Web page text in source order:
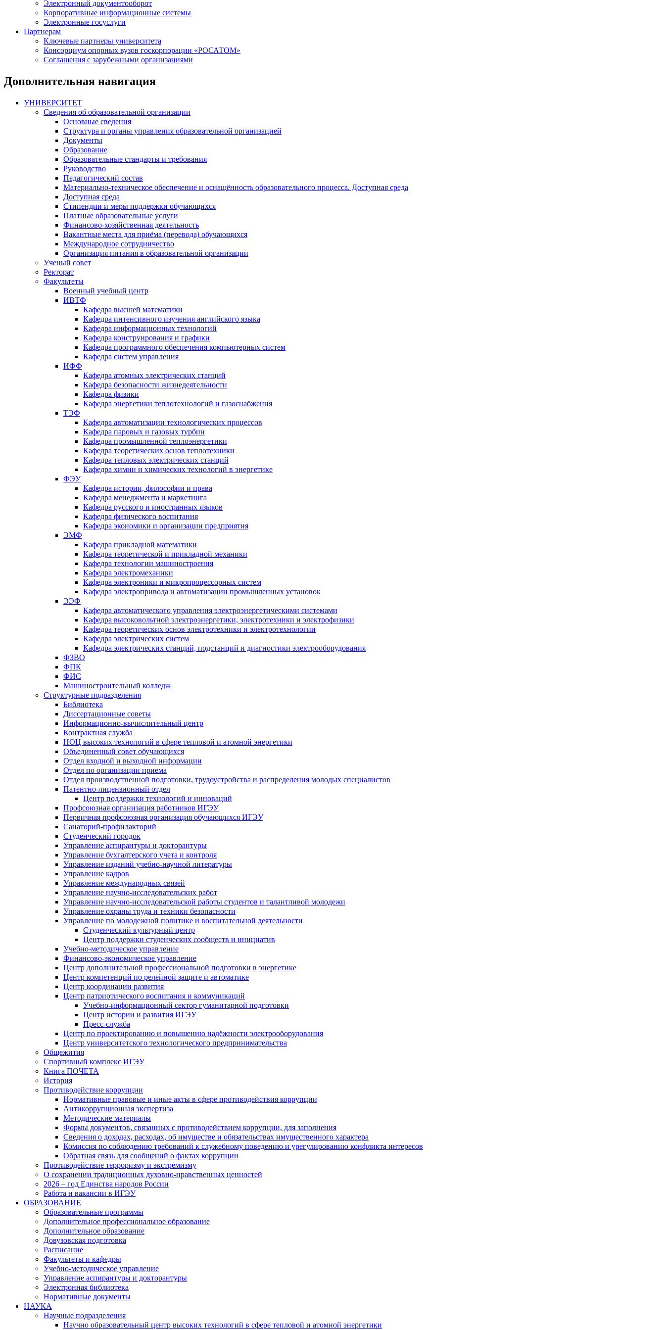
Электронный документооборот
Корпоративные информационные системы
Электронные госуслуги
Партнерам
Ключевые партнеры университета
Консорциум опорных вузов госкорпорации «РОСАТОМ»
Соглашения с зарубежными организациями
Дополнительная навигация
УНИВЕРСИТЕТ
Сведения об образовательной организации
Основные сведения
Структура и органы управления образовательной организацией
Документы
Образование
Образовательные стандарты и требования
Руководство
Педагогический состав
Материально-техническое обеспечение и оснащённость образовательного процесса. Доступная среда
Доступная среда
Стипендии и меры поддержки обучающихся
Платные образовательные услуги
Финансово-хозяйственная деятельность
Вакантные места для приёма (перевода) обучающихся
Международное сотрудничество
Организация питания в образовательной организации
Ученый совет
Ректорат
Факультеты
Военный учебный центр
ИВТФ
Кафедра высшей математики
Кафедра интенсивного изучения английского языка
Кафедра информационных технологий
Кафедра конструирования и графики
Кафедра программного обеспечения компьютерных систем
Кафедра систем управления
ИФФ
Кафедра атомных электрических станций
Кафедра безопасности жизнедеятельности
Кафедра физики
Кафедра энергетики теплотехнологий и газоснабжения
ТЭФ
Кафедра автоматизации технологических процессов
Кафедра паровых и газовых турбин
Кафедра промышленной теплоэнергетики
Кафедра теоретических основ теплотехники
Кафедра тепловых электрических станций
Кафедра химии и химических технологий в энергетике
ФЭУ
Кафедра истории, философии и права
Кафедра менеджмента и маркетинга
Кафедра русского и иностранных языков
Кафедра физического воспитания
Кафедра экономики и организации предприятия
ЭМФ
Кафедра прикладной математики
Кафедра теоретической и прикладной механики
Кафедра технологии машиностроения
Кафедра электромеханики
Кафедра электроники и микропроцессорных систем
Кафедра электропривода и автоматизации промышленных установок
ЭЭФ
Кафедра автоматического управления электроэнергетическими системами
Кафедра высоковольтной электроэнергетики, электротехники и электрофизики
Кафедра теоретических основ электротехники и электротехнологии
Кафедра электрических систем
Кафедра электрических станций, подстанций и диагностики электрооборудования
ФЗВО
ФПК
ФИС
Машиностроительный колледж
Структурные подразделения
Библиотека
Диссертационные советы
Информационно-вычислительный центр
Контрактная служба
НОЦ высоких технологий в сфере тепловой и атомной энергетики
Объединенный совет обучающихся
Отдел входной и выходной информации
Отдел по организации приема
Отдел производственной подготовки, трудоустройства и распределения молодых специалистов
Патентно-лицензионный отдел
Центр поддержки технологий и инноваций
Профсоюзная организация работников ИГЭУ
Первичная профсоюзная организация обучающихся ИГЭУ
Санаторий-профилакторий
Студенческий городок
Управление аспирантуры и докторантуры
Управление бухгалтерского учета и контроля
Управление изданий учебно-научной литературы
Упpавление кадpов
Управление международных связей
Управление научно-исследовательских работ
Управление научно-исследовательской работы студентов и талантливой молодежи
Управление охраны труда и техники безопасности
Управление по молодежной политике и воспитательной деятельности
Студенческий культурный центр
Центр поддержки студенческих сообществ и инициатив
Учебно-методическое управление
Финансово-экономическое управление
Центр дополнительной профессиональной подготовки в энергетике
Центр компетенций по релейной защите и автоматике
Центр координации развития
Центр патриотического воспитания и коммуникаций
Учебно-информационный сектор гуманитарной подготовки
Центр истории и развития ИГЭУ
Пресс-служба
Центр по проектированию и повышению надёжности электрооборудования
Центр университетского технологического предпринимательства
Общежития
Спортивный комплекс ИГЭУ
Книга ПОЧЕТА
История
Противодействие коррупции
Нормативные правовые и иные акты в сфере противодействия коррупции
Антикоррупционная экспертиза
Методические материалы
Формы документов, связанных с противодействием коррупции, для заполнения
Сведения о доходах, расходах, об имуществе и обязательствах имущественного характера
Комиссия по соблюдению требований к служебному поведению и урегулированию конфликта интересов
Обратная связь для сообщений о фактах коррупции
Противодействие терроризму и экстремизму
О сохранении традиционных духовно-нравственных ценностей
2026 – год Единства народов России
Работа и вакансии в ИГЭУ
ОБРАЗОВАНИЕ
Образовательные программы
Дополнительное профессиональное образование
Дополнительное образование
Довузовская подготовка
Расписание
Факультеты и кафедры
Учебно-методическое управление
Управление аспирантуры и докторантуры
Электронная библиотека
Нормативные документы
НАУКА
Научные подразделения
Научно образовательный центр высоких технологий в сфере тепловой и атомной энергетики